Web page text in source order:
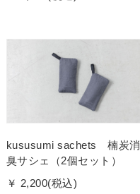
kususumi sachets 楠炭消
臭サシェ（2個セット）
￥ 2,200(税込)